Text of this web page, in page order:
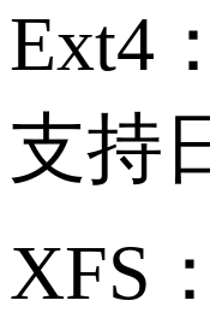
Ext4
支持
XFS